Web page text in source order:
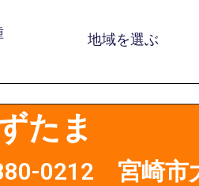
地域を選ぶ
たま
0212 宮崎市